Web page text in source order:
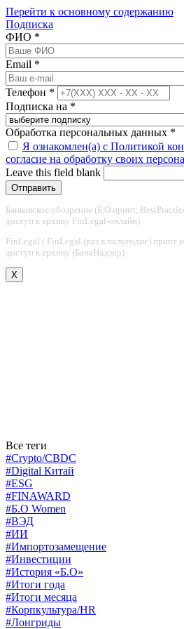
Перейти к основному содержанию
Подписка
ФИО *
Email *
Телефон *
Подписка на *
Обработка персональных данных *
Я ознакомлен(а) с Политикой
согласие на обработку своих
Leave this field blank
Банковское обозрение (Б.О принт,
доступ к архиву FinLegal-онлайн)
FinLegal ( FinLegal (раз в полугодие) принт
доступ к архиву (БанкНадзор)
X
Все теги
#Crypto/CBDC
#Digital Китай
#ESG
#FINAWARD
#Б.О Women
#ВЭД
#ИИ
#Импортозамещение
#Инвестиции
#История «Б.О»
#Итоги года
#Итоги месяца
#Корпкультура/HR
#Лонгриды